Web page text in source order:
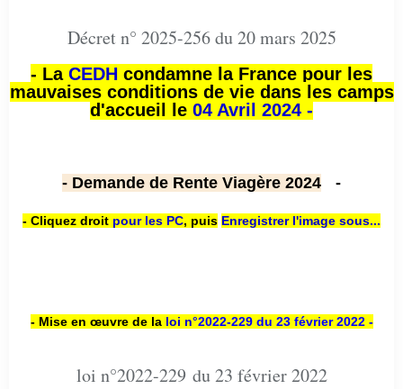
Décret n° 2025-256 du 20 mars 2025
- La CEDH condamne la France pour les
mauvaises conditions de vie dans les camps
d'accueil le 04 Avril 2024 -
- Demande de Rente Viagère 2024 -
- Cliquez droit pour les PC, puis Enregistrer l'image sous...
- Mise en œuvre de la loi n°2022-229 du 23 février 2022 -
loi n°2022-229 du 23 février 2022